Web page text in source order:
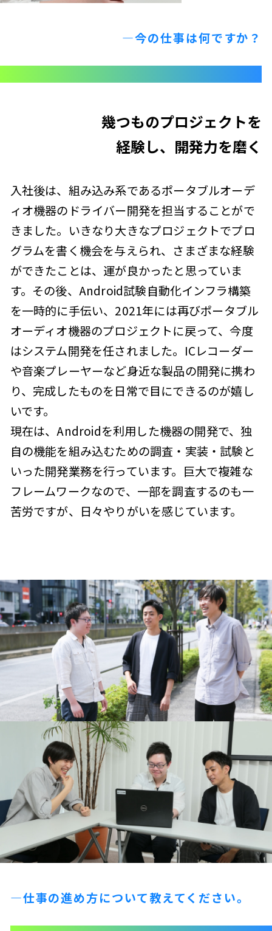
—今の仕事は何ですか？
幾つものプロジェクトを
経験し、開発力を磨く
入社後は、組み込み系であるポータブルオーデ
ィオ機器のドライバー開発を担当することがで
きました。いきなり大きなプロジェクトでプロ
グラムを書く機会を与えられ、さまざまな経験
ができたことは、運が良かったと思っていま
す。その後、Android試験自動化インフラ構築
を一時的に手伝い、2021年には再びポータブル
オーディオ機器のプロジェクトに戻って、今度
はシステム開発を任されました。ICレコーダー
や音楽プレーヤーなど身近な製品の開発に携わ
り、完成したものを日常で目にできるのが嬉し
いです。
現在は、Androidを利用した機器の開発で、独
自の機能を組み込むための調査・実装・試験と
いった開発業務を行っています。巨大で複雑な
フレームワークなので、一部を調査するのも一
苦労ですが、日々やりがいを感じています。
—仕事の進め方について教えてください。